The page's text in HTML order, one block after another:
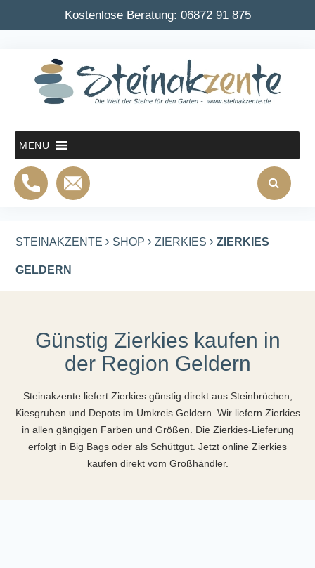
Kostenlose Beratung: 06872 91 875
MENU
STEINAKZENTE SHOP ZIERKIES ZIERKIES
GELDERN
Günstig Zierkies kaufen in
der Region Geldern
Steinakzente liefert Zierkies günstig direkt aus Steinbrüchen,
Kiesgruben und Depots im Umkreis Geldern. Wir liefern Zierkies
in allen gängigen Farben und Größen. Die Zierkies-Lieferung
erfolgt in Big Bags oder als Schüttgut. Jetzt online Zierkies
kaufen direkt vom Großhändler.